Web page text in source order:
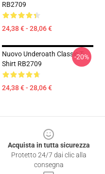
RB2709
24,38 € - 28,06 €
Nuovo Underoath Classic T-
Shirt RB2709
24,38 € - 28,06 €
-20%
Acquista in tutta sicurezza
Protetto 24/7 dai clic alla
consegna